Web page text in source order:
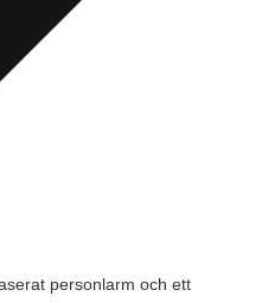
personlarm och ett